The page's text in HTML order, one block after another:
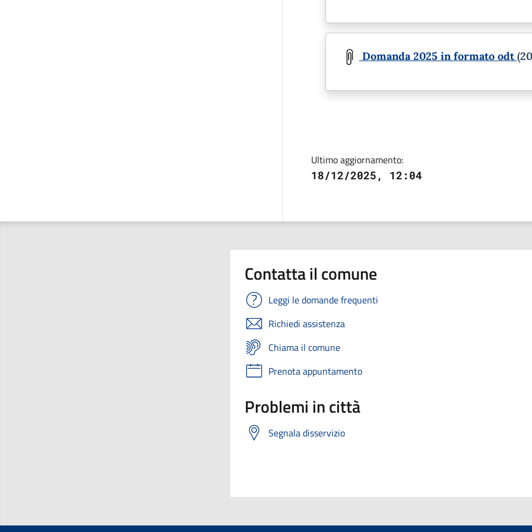
Domanda 2025 in formato odt
Ultimo aggiornamento:
18/12/2025, 12:04
Contatta il comune
Leggi le domande frequenti
Richiedi assistenza
Chiama il comune
Prenota appuntamento
Problemi in città
Segnala disservizio